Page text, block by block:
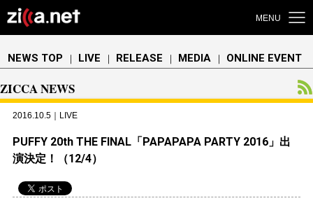
MENU
NEWS TOP ｜ LIVE ｜ RELEASE ｜ MEDIA ｜ ONLINE EVENT
ZICCA NEWS
2016.10.5｜LIVE
PUFFY 20th THE FINAL「PAPAPAPA PARTY 2016」出
演決定！（12/4）